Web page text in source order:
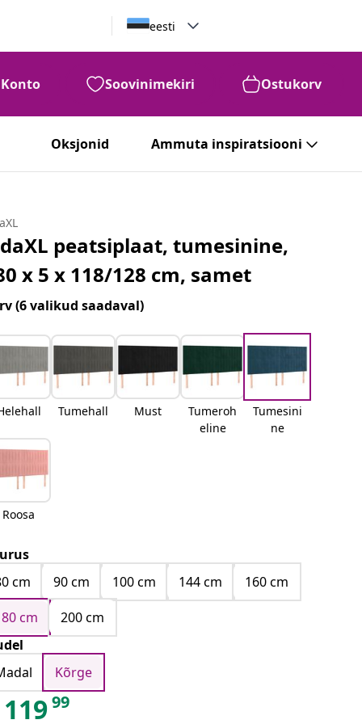
eesti
Konto Soovinimekiri Ostukorv
Oksjonid Ammuta inspiratsiooni
peatsiplaat, tumesinine,
x 5 x 118/128 cm, samet
(6 valikud saadaval)
Tumehall Must
Tumeroh
eline
Tumesini
ne
Roosa
cm
90 cm 100 cm 144 cm
160 cm
cm
200 cm
Kõrge
11999